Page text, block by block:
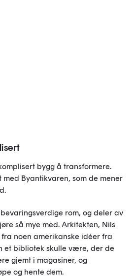
bygg å transformere.
Byantikvaren, som de mener
rom, og deler av
så mye med. Arkitekten, Nils
noen amerikanske idéer fra
et bibliotek skulle være, der de
gjemt i magasiner, og
og hente dem.